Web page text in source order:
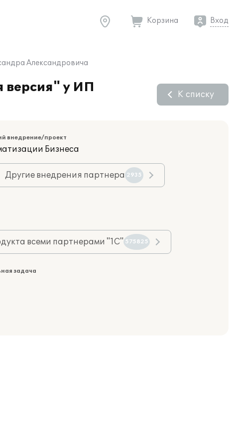
Корзина Вход
Александровича
версия" у ИП
К списку
внедрение/проект
Бизнеса
Другие внедрения партнера 2935
всеми партнерами "1С" 575825
задача